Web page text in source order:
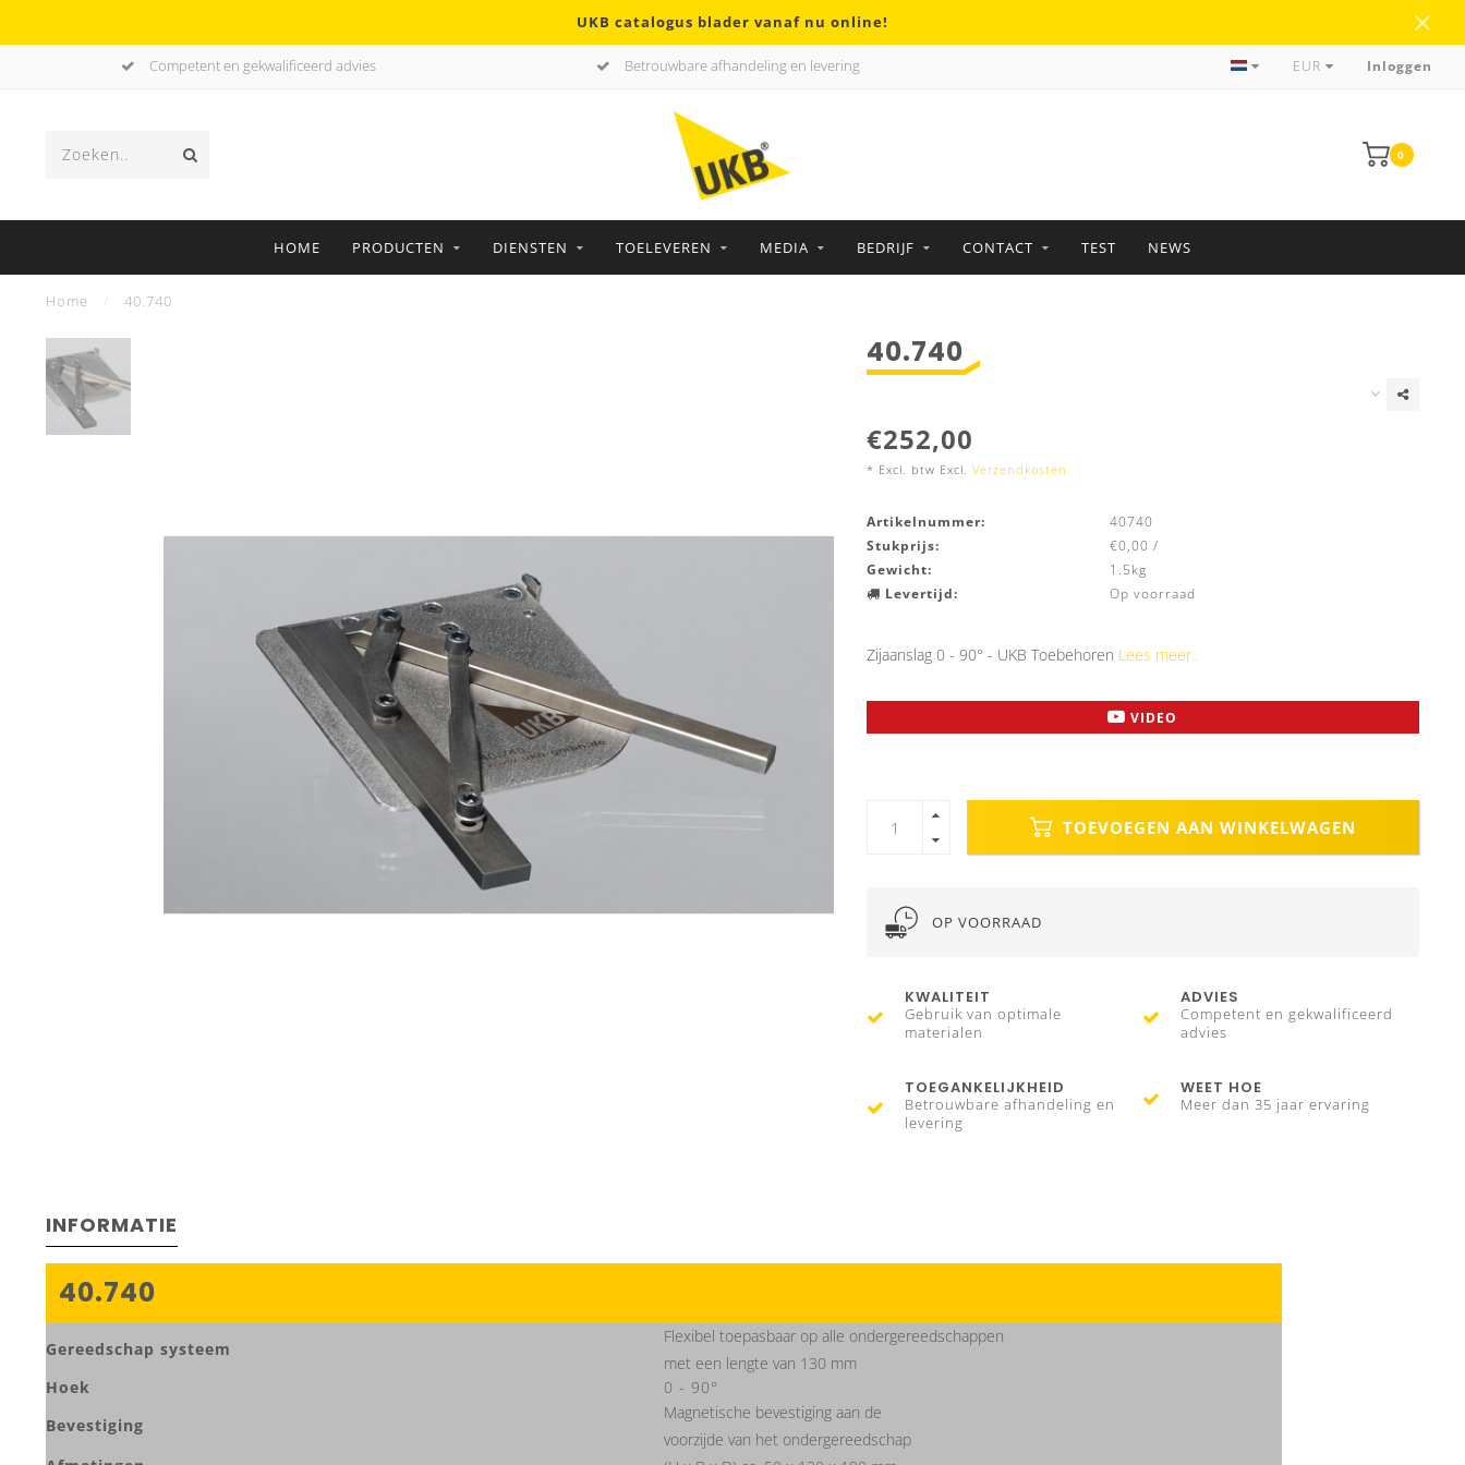
UKB catalogus blader vanaf nu online!
Competent en gekwalificeerd advies Betrouwbare afhandeling en levering Meer dan 35 jaar ervaringEUR Inloggen
0
HOME PRODUCTEN DIENSTEN TOELEVEREN MEDIA BEDRIJF CONTACT TEST NEWS
Home 40.740
40.740
€252,00
* Excl. btw Excl. Verzendkosten
Artikelnummer:
40740
Stukprijs:
€0,00 /
Gewicht:
1.5kg
Levertijd:
Op voorraad
Zijaanslag 0 - 90° - UKB Toebehoren Lees meer..
VIDEO
TOEVOEGEN AAN WINKELWAGEN
OP VOORRAAD
KWALITEIT
Gebruik van optimale
materialen
ADVIES
Competent en gekwalificeerd
advies
TOEGANKELIJKHEID
Betrouwbare afhandeling en
levering
WEET HOE
Meer dan 35 jaar ervaring
INFORMATIE
40.740
Gereedschap systeem
Flexibel toepasbaar op alle ondergereedschappen
met een lengte van 130 mm
Hoek
0 - 90°
Bevestiging
Magnetische bevestiging aan de
voorzijde van het ondergereedschap